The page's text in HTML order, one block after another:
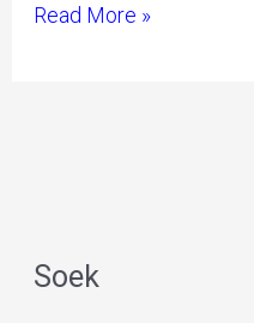
Afrikaner
Read More »
Soek